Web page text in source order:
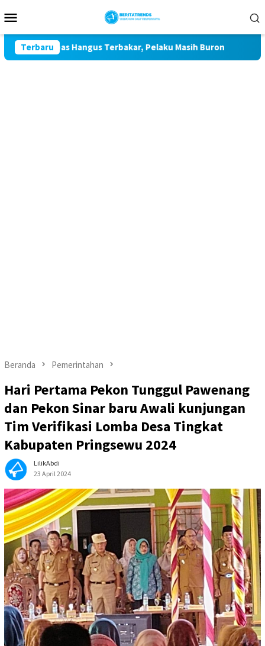
ke
Mobile
Terbaru
Upas Hangus Terbakar, Pelaku Masih Buron
Beranda Pemerintahan
Hari Pertama Pekon Tunggul Pawenang
dan Pekon Sinar baru Awali kunjungan
Tim Verifikasi Lomba Desa Tingkat
Kabupaten Pringsewu 2024
LilikAbdi
23 April 2024